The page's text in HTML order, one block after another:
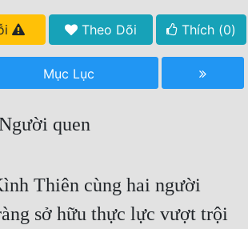
Theo Dõi Thích (0)
Mục Lục
quen
Thiên cùng hai người
sở hữu thực lực vượt trội